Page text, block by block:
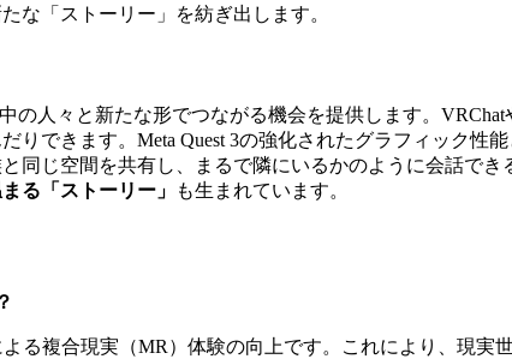
な「ストーリー」を紡ぎ出します。
の人々と新たな形でつながる機会を提供します。
できます。Meta Quest 3の強化されたグラフィック性
同じ空間を共有し、まるで隣にいるかのように会話でき
る「ストーリー」 も生まれています。
よる複合現実（MR）体験の向上です。これにより、現実